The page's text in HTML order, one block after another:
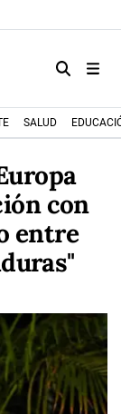
SALUD
con
entre